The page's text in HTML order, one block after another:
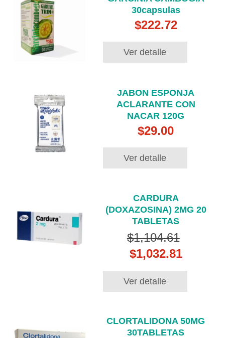
30capsulas
$222.72
Ver detalle
JABON ESPONJA
ACLARANTE CON
NACAR 120G
$29.00
Ver detalle
CARDURA
(DOXAZOSINA) 2MG 20
TABLETAS
$1,104.61
$1,032.81
Ver detalle
CLORTALIDONA 50MG
30TABLETAS